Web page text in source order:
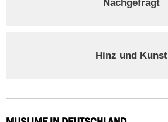
Nachgefragt
Hinz und Kunst